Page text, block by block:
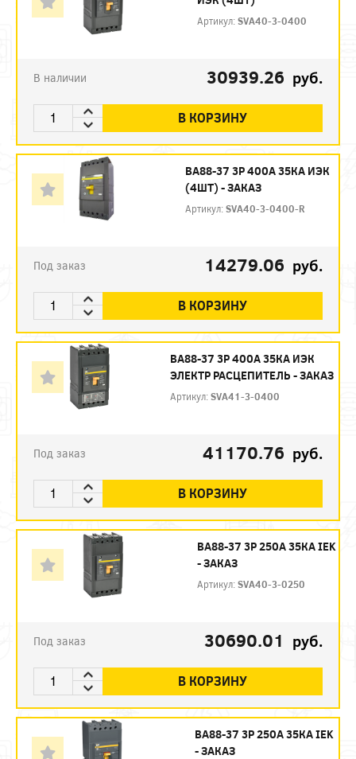
Артикул:SVA40-3-0400
В наличии 30939.26 руб.
В КОРЗИНУ
ВА88-37 3P 400А 35КА ИЭК
(4ШТ) - ЗАКАЗ
Артикул:SVA40-3-0400-R
Под заказ 14279.06 руб.
В КОРЗИНУ
ВА88-37 3P 400А 35КА ИЭК
ЭЛЕКТР РАСЦЕПИТЕЛЬ - ЗАКАЗ
Артикул:SVA41-3-0400
Под заказ 41170.76 руб.
В КОРЗИНУ
ВА88-37 3Р 250А 35КА IEK
- ЗАКАЗ
Артикул:SVA40-3-0250
Под заказ 30690.01 руб.
В КОРЗИНУ
ВА88-37 3Р 250А 35КА IEK
- ЗАКАЗ